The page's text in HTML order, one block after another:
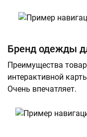
Бренд одежды
Преимущества
интерактивной
Очень впечатляет.